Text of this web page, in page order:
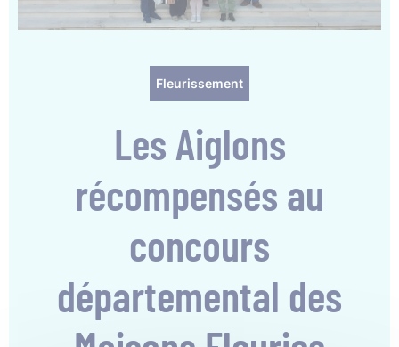
Fleurissement
Les Aiglons
récompensés au
concours
départemental des